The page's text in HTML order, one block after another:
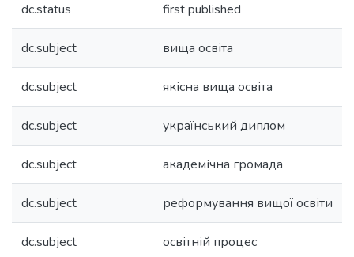
dc.status first published
dc.subject вища освіта
dc.subject якісна вища освіта
dc.subject український диплом
dc.subject академічна громада
dc.subject реформування вищої освіти
dc.subject освітній процес